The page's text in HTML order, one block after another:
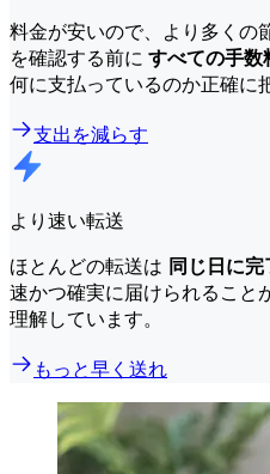
料金が安いので、より多くの
を確認する前に すべての手数
何に支払っているのか正確に
支出を減らす
より速い転送
ほとんどの転送は 同じ日に完
速かつ確実に届けられること
理解しています。
もっと早く送れ